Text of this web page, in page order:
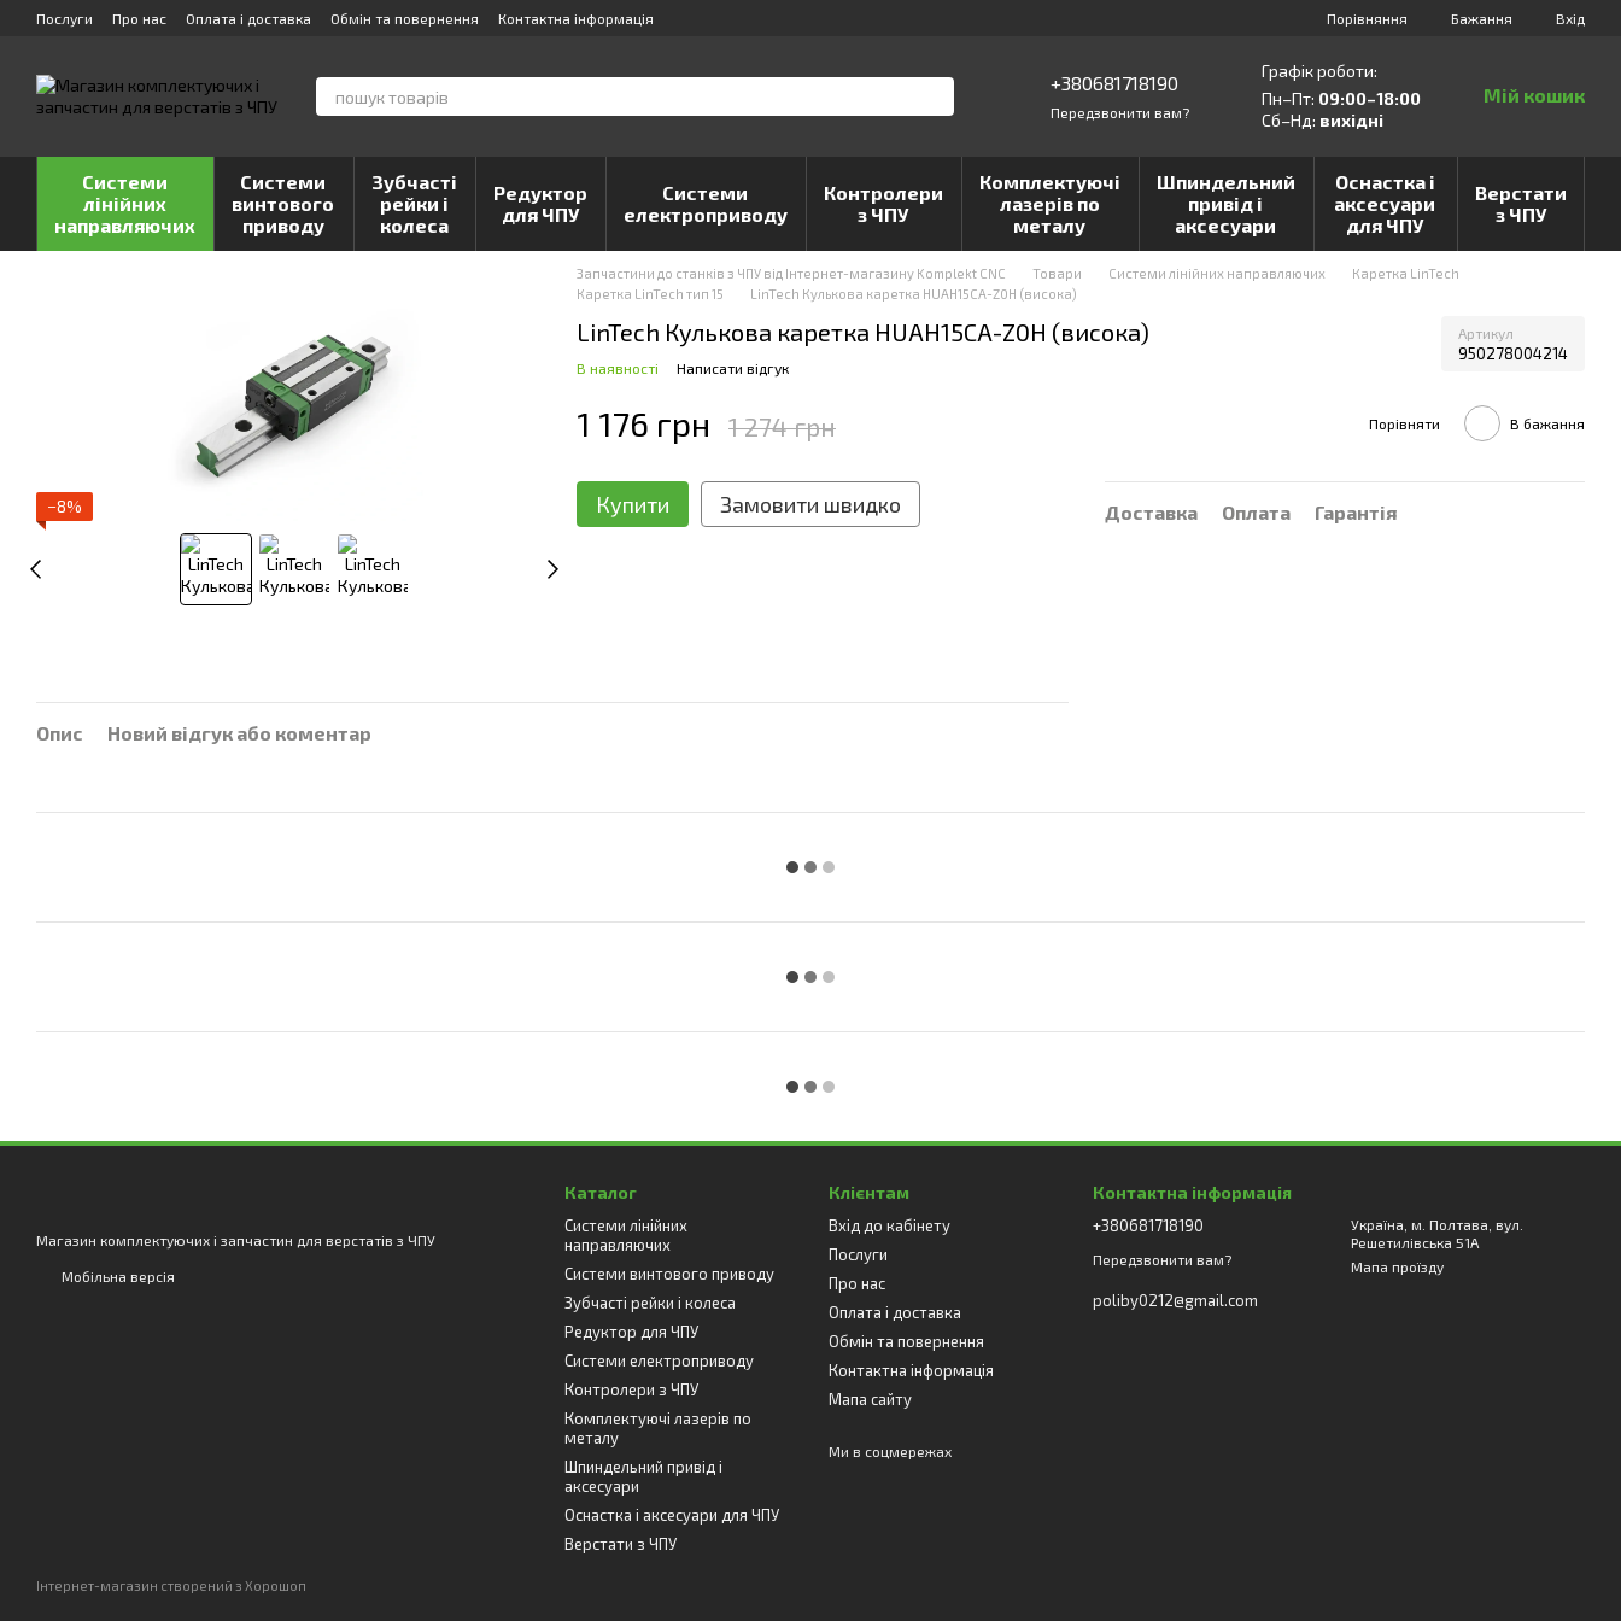
Перейти до основного контенту
Послуги Про нас Оплата і доставка Обмін та повернення Контактна інформація Порівняння Бажання Вхід
+380681718190
Передзвонити вам?
Графік роботи:
Пн–Пт: 09:00–18:00
Сб–Нд: вихідні
Мій кошик
Системи
лінійних
направляючих
Системи
винтового
приводу
Зубчасті
рейки і
колеса
Редуктор
для ЧПУ
Системи
електроприводу
Контролери
з ЧПУ
Комплектуючі
лазерів по
металу
Шпиндельний
привід і
аксесуари
Оснастка і
аксесуари
для ЧПУ
Верстати
з ЧПУ
−8%
Запчастини до станків з ЧПУ від Інтернет-магазину Komplekt CNC Товари Системи лінійних направляючих
Каретка LinTech
Каретка LinTech тип 15
LinTech Кулькова каретка HUAH15CA-Z0H (висока)
LinTech Кулькова каретка HUAH15CA-Z0H (висока) Артикул
950278004214
В наявності Написати відгук
1 176 грн 1 274 грн Порівняти В бажання
Купити Замовити швидко Доставка Оплата Гарантія
Опис Новий відгук або коментар
Магазин комплектуючих і запчастин для верстатів з ЧПУ
Мобільна версія
Інтернет-магазин створений з Хорошоп
Каталог
Системи лінійних
направляючих
Системи винтового приводу
Зубчасті рейки і колеса
Редуктор для ЧПУ
Системи електроприводу
Контролери з ЧПУ
Комплектуючі лазерів по
металу
Шпиндельний привід і
аксесуари
Оснастка і аксесуари для ЧПУ
Верстати з ЧПУ
Клієнтам
Вхід до кабінету
Послуги
Про нас
Оплата і доставка
Обмін та повернення
Контактна інформація
Мапа сайту
Ми в соцмережах
Контактна інформація
+380681718190
Передзвонити вам?
poliby0212@gmail.com
Україна, м. Полтава, вул.
Решетилівська 51А
Мапа проїзду